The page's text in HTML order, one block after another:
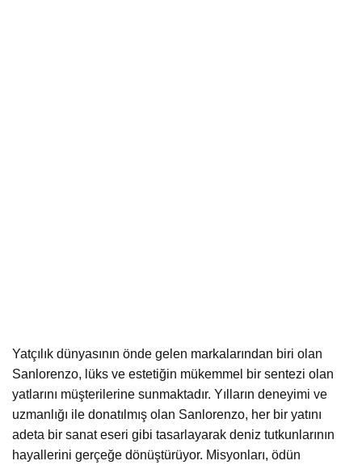
Yatçılık dünyasının önde gelen markalarından biri olan
Sanlorenzo, lüks ve estetiğin mükemmel bir sentezi olan
yatlarını müşterilerine sunmaktadır. Yılların deneyimi ve
uzmanlığı ile donatılmış olan Sanlorenzo, her bir yatını
adeta bir sanat eseri gibi tasarlayarak deniz tutkunlarının
hayallerini gerçeğe dönüştürüyor. Misyonları, ödün